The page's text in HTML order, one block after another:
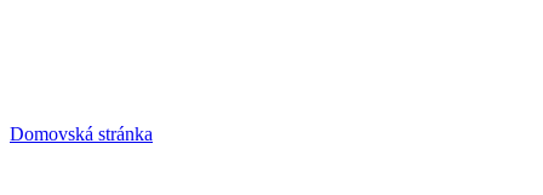
Domovská stránka